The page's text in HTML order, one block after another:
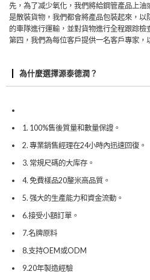
先，為了减少氧化，我們將給鋼管產品上油
是散裝貨物，我們都會將產品包裝起來，以
的車隊進行運輸，並對貨物進行全程跟踪檢
第四，我們為每位客戶提供一名客戶專家，
為什麼選擇源泰德潤？
1. 100%售後質量和數量保證。
2. 專業銷售經理在24小時內迅速回復。
3. 常規尺碼的大库存。
4. 免費樣品20釐米高品質。
5. 强大的生產能力和資金流動。
6.接受小額訂單。
7.名牌原料
8.支持OEM或ODM
9.20年製造經驗